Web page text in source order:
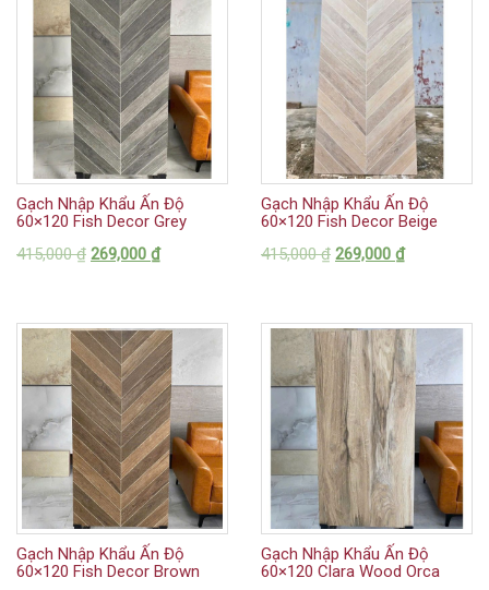
Gạch Nhập Khẩu Ấn Độ
60×120 Fish Decor Grey
415,000₫ 269,000 ₫
Gạch Nhập Khẩu Ấn Độ
60×120 Fish Decor Beige
415,000₫ 269,000 ₫
Gạch Nhập Khẩu Ấn Độ
60×120 Fish Decor Brown
Gạch Nhập Khẩu Ấn Độ
60×120 Clara Wood Orca